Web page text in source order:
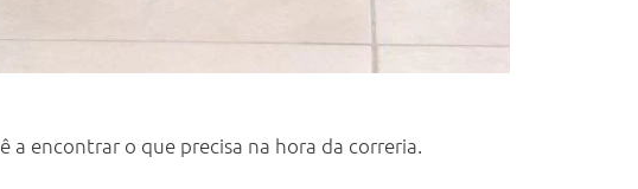
encontrar o que precisa na hora da correria.